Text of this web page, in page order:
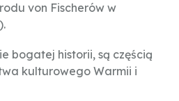
von Fischerów w
bogatej historii, są częścią
kulturowego Warmii i